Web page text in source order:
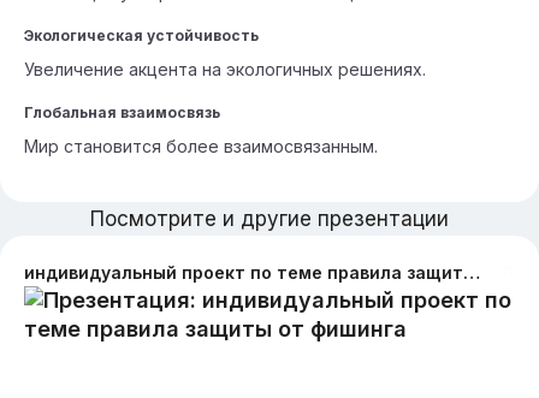
Экологическая устойчивость
Увеличение акцента на экологичных решениях.
Глобальная взаимосвязь
Мир становится более взаимосвязанным.
Посмотрите и другие презентации
индивидуальный проект по теме правила защиты от фишинга